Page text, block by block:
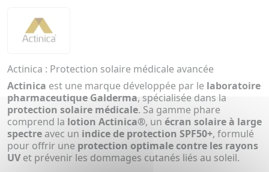
Actinica : Protection solaire médicale avancée
Actinica est une marque développée par le laboratoire
pharmaceutique Galderma, spécialisée dans la
protection solaire médicale. Sa gamme phare
comprend la lotion Actinica®, un écran solaire à large
spectreavec un indice de protection SPF50+, formulé
pour offrir une protection optimale contre les rayons
UVet prévenir les dommages cutanés liés au soleil.